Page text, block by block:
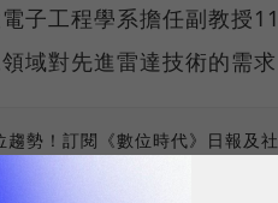
子工程學系擔任副教授
域對先進雷達技術的需求
勢！訂閱《數位時代》日報及